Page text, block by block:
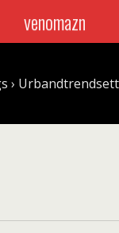
venomazn
›